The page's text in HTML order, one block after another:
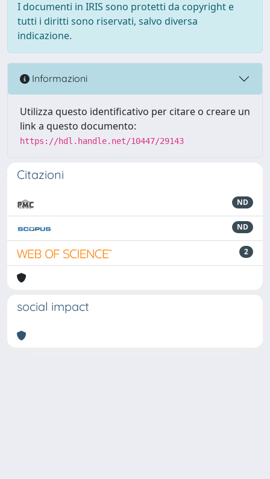
I documenti in IRIS sono protetti da copyright e
tutti i diritti sono riservati, salvo diversa
indicazione.
Informazioni
Utilizza questo identificativo per citare o creare un
link a questo documento:
https://hdl.handle.net/10447/29143
Citazioni
ND
ND
2
social impact